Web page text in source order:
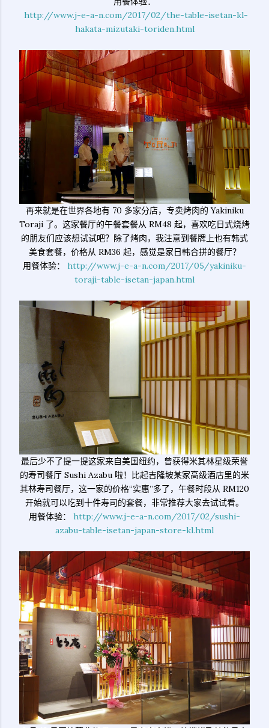
http://www.j-e-a-n.com/2017/02/the-table-isetan-kl-
hakata-mizutaki-toriden.html
再来就是在世界各地有 70 多家分店，专卖烤肉的 Yakiniku
Toraji 了。这家餐厅的午餐套餐从 RM48 起，喜欢吃日式烧烤
的朋友们应该想试试吧？除了烤肉，我注意到餐牌上也有韩式
美食套餐，价格从 RM36 起，感觉是家日韩合拼的餐厅？
用餐体验： http://www.j-e-a-n.com/2017/05/yakiniku-
toraji-table-isetan-japan.html
最后少不了提一提这家来自美国纽约，曾获得米其林星级荣誉
的寿司餐厅 Sushi Azabu 啦！比起吉隆坡某家高级酒店里的米
其林寿司餐厅，这一家的价格“实惠”多了，午餐时段从 RM120
开始就可以吃到十件寿司的套餐，非常推荐大家去试试看。
用餐体验： http://www.j-e-a-n.com/2017/02/sushi-
azabu-table-isetan-japan-store-kl.html